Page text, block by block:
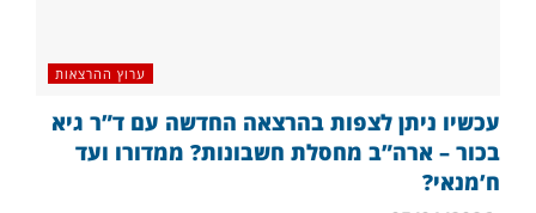
ערוץ ההרצאות
עכשיו ניתן לצפות בהרצאה החדשה עם ד”ר גיא
בכור – ארה”ב מחסלת חשבונות? ממדורו ועד
ח’מנאי?